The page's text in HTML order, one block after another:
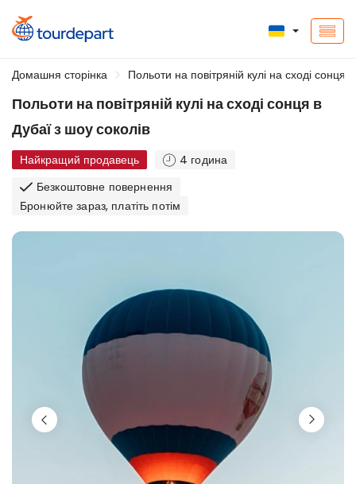
Домашня сторінка Польоти на повітряній кулі на сході сонця
Польоти на повітряній кулі на сході сонця в
Дубаї з шоу соколів
Найкращий продавець
4 година
Безкоштовне повернення
Бронюйте зараз, платіть потім